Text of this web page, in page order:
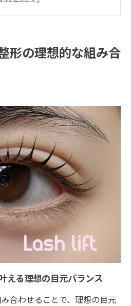
理想の目元を手に入れるポ
を付けたいNG行為とは
に避けたいNG行為一覧
術後の正しい過ごし方を解
の目元トラブルを防ぐコツ
にしてはいけないケア方法
の洗顔やメイクの注意点
続のために避けるべき習慣
ない人の特徴を解説
向かない方の特徴を紹介
形の理想的な組み合
える理想の目元バランス
合わせることで、理想の目元